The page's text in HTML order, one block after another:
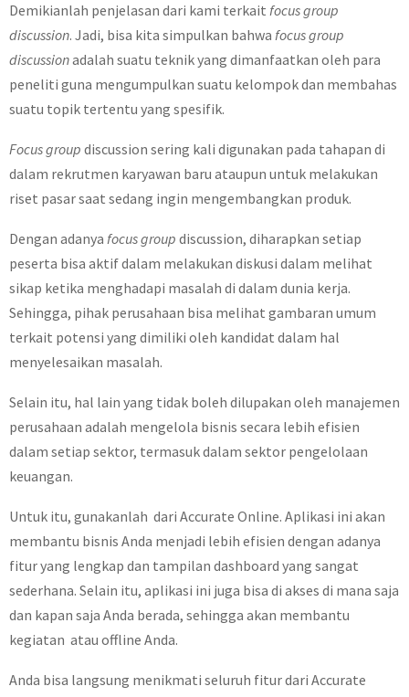
Demikianlah penjelasan dari kami terkait focus group
discussion. Jadi, bisa kita simpulkan bahwa focus group
discussionadalah suatu teknik yang dimanfaatkan oleh para
peneliti guna mengumpulkan suatu kelompok dan membahas
suatu topik tertentu yang spesifik.
Focus group discussion sering kali digunakan pada tahapan di
dalam rekrutmen karyawan baru ataupun untuk melakukan
riset pasar saat sedang ingin mengembangkan produk.
Dengan adanya focus group discussion, diharapkan setiap
peserta bisa aktif dalam melakukan diskusi dalam melihat
sikap ketika menghadapi masalah di dalam dunia kerja.
Sehingga, pihak perusahaan bisa melihat gambaran umum
terkait potensi yang dimiliki oleh kandidat dalam hal
menyelesaikan masalah.
Selain itu, hal lain yang tidak boleh dilupakan oleh manajemen
perusahaan adalah mengelola bisnis secara lebih efisien
dalam setiap sektor, termasuk dalam sektor pengelolaan
keuangan.
Untuk itu, gunakanlah dari Accurate Online. Aplikasi ini akan
membantu bisnis Anda menjadi lebih efisien dengan adanya
fitur yang lengkap dan tampilan dashboard yang sangat
sederhana. Selain itu, aplikasi ini juga bisa di akses di mana saja
dan kapan saja Anda berada, sehingga akan membantu
kegiatan atau offline Anda.
Anda bisa langsung menikmati seluruh fitur dari Accurate